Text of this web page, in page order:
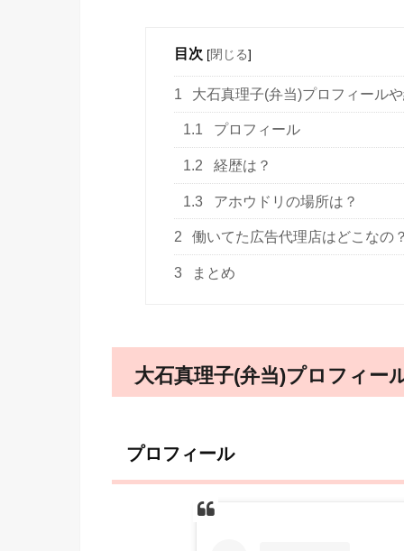
目次 [閉じる]
1 大石真理子(弁当)プロフィール
1.1 プロフィール
1.2 経歴は？
1.3 アホウドリの場所は？
2 働いてた広告代理店はどこなの
3 まとめ
大石真理子(弁当)プロフィー
プロフィール